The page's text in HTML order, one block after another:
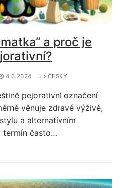
a proč je
4.6.2024 ČESKY
pejorativní označení
věnuje zdravé výživě,
a alternativním
termín často…